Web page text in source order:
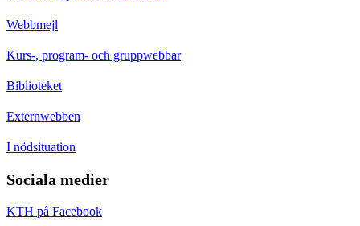
Webbmejl
Kurs-, program- och gruppwebbar
Biblioteket
Externwebben
I nödsituation
Sociala medier
KTH på Facebook